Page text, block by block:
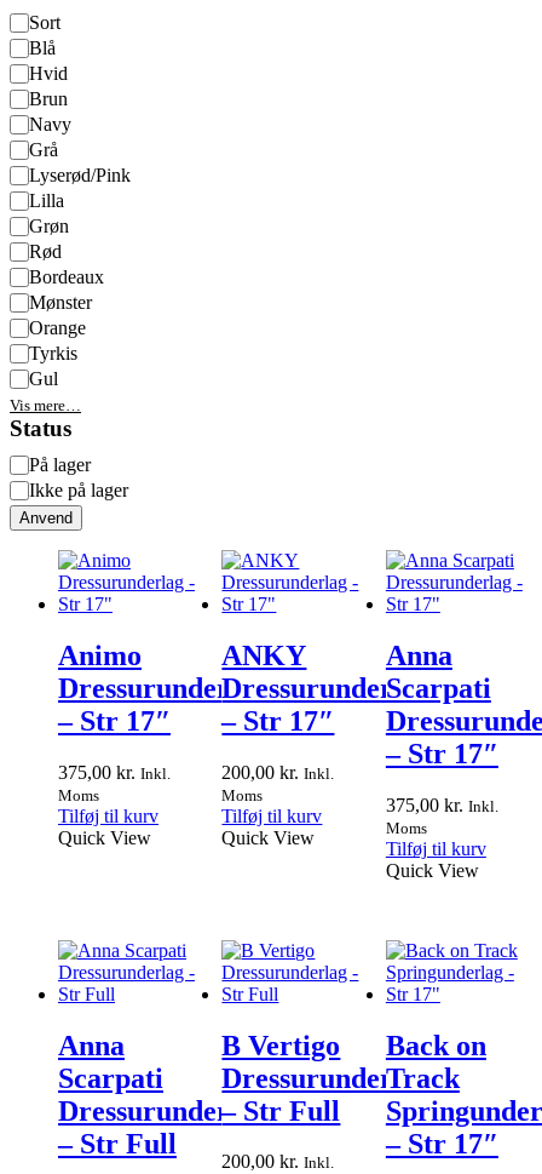
Farve
Sort
Blå
Hvid
Brun
Navy
Grå
Lyserød/Pink
Lilla
Grøn
Rød
Bordeaux
Mønster
Orange
Tyrkis
Gul
Vis mere…
Status
Status
På lager
Ikke på lager
Anvend
Animo
Dressurunderlag
– Str 17″
375,00 kr. Inkl.
Moms
Tilføj til kurv
Quick View
ANKY
Dressurunderlag
– Str 17″
200,00kr. Inkl.
Moms
Tilføj til kurv
Quick View
Anna
Scarpati
– Str 17″
375,00 kr. Inkl.
Moms
Tilføj til kurv
Quick View
Anna
Scarpati
Dressurunderlag
– Str Full
B Vertigo
Dressurunderlag
– Str Full
200,00kr. Inkl.
Back on
Track
– Str 17″